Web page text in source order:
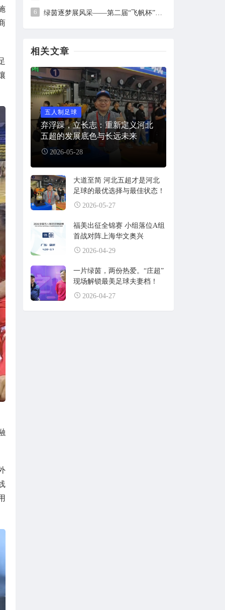
6
相关文章
五人制足球
弃浮躁，立长志：重新定义河北
五超的发展底色与长远未来
2026-05-28
大道至简 河北五超才是河北
足球的最优选择与最佳状态！
2026-05-27
福美出征全锦赛 小组落位A组
首战对阵上海华文奥兴
2026-04-29
一片绿茵，两份热爱。“庄超”
现场解锁最美足球夫妻档！
2026-04-27